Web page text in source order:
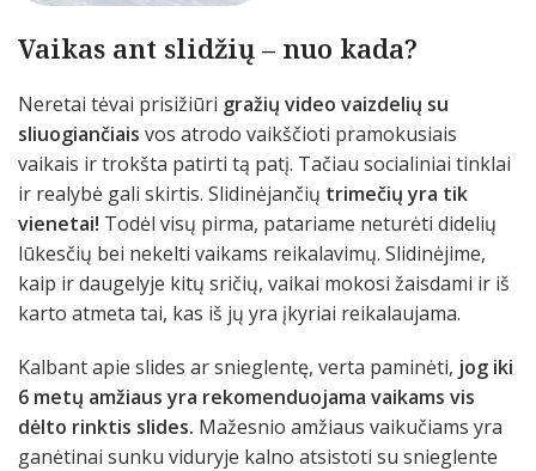
Vaikas ant slidžių – nuo kada?
Neretai tėvai prisižiūri gražių video vaizdelių su
sliuogiančiais vos atrodo vaikščioti pramokusiais
vaikais ir trokšta patirti tą patį. Tačiau socialiniai tinklai
ir realybė gali skirtis. Slidinėjančių trimečių yra tik
vienetai! Todėl visų pirma, patariame neturėti didelių
lūkesčių bei nekelti vaikams reikalavimų. Slidinėjime,
kaip ir daugelyje kitų sričių, vaikai mokosi žaisdami ir iš
karto atmeta tai, kas iš jų yra įkyriai reikalaujama.
Kalbant apie slides ar snieglentę, verta paminėti, jog iki
6 metų amžiaus yra rekomenduojama vaikams vis
dėlto rinktis slides. Mažesnio amžiaus vaikučiams yra
ganėtinai sunku viduryje kalno atsistoti su snieglente